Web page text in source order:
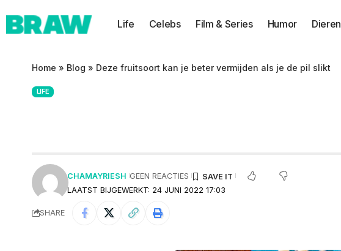
Life Celebs Film & Series Humor Dieren
Home » Blog » Deze fruitsoort kan je beter vermijden als je de pil slikt
LIFE
LAATST BIJGEWERKT: 24 JUNI 2022 17:03
CHAMAYRIESH GEEN REACTIES
SHARE